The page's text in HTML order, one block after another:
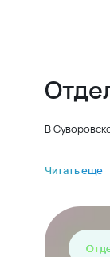
В
Читать еще